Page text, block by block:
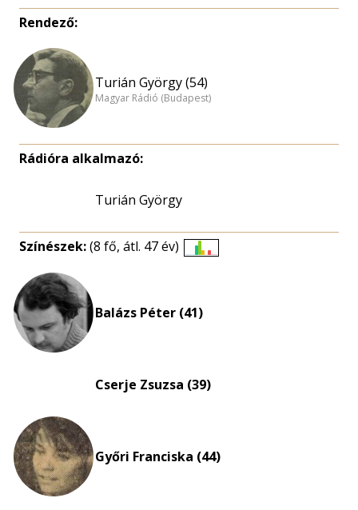
Rendező:
Turián György (54)
Magyar Rádió (Budapest)
Rádióra alkalmazó:
Turián György
Színészek:(8 fő, átl. 47 év)
Balázs Péter (41)
Cserje Zsuzsa (39)
Győri Franciska (44)